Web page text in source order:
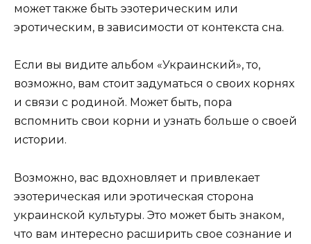
может также быть эзотерическим или
эротическим, в зависимости от контекста сна.
Если вы видите альбом «Украинский», то,
возможно, вам стоит задуматься о своих корнях
и связи с родиной. Может быть, пора
вспомнить свои корни и узнать больше о своей
истории.
Возможно, вас вдохновляет и привлекает
эзотерическая или эротическая сторона
украинской культуры. Это может быть знаком,
что вам интересно расширить свое сознание и